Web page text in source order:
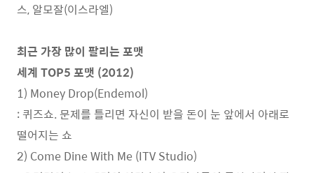
스, 알모잘(이스라엘)
최근 가장 많이 팔리는 포맷
세계 TOP5 포맷 (2012)
1) Money Drop(Endemol)
: 퀴즈쇼. 문제를 틀리면 자신이 받을 돈이 눈 앞에서 아래로
떨어지는 쇼
2) Come Dine With Me (ITV Studio)